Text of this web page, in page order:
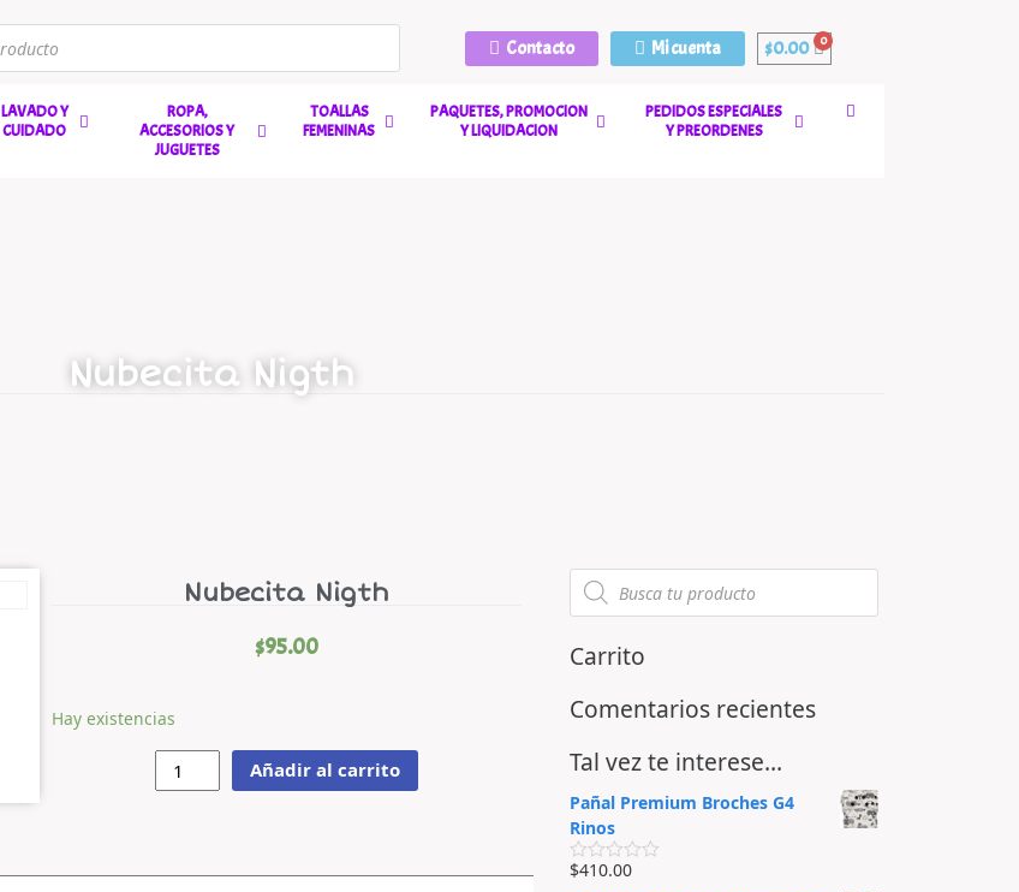
Contacto Mi cuenta $0.00
LAVADO Y
CUIDADO
ROPA,
ACCESORIOS Y
JUGUETES
TOALLAS
FEMENINAS
PAQUETES, PROMOCION
Y LIQUIDACION
PEDIDOS ESPECIALES
Y PREORDENES
Nubecita Nigth
Nubecita Nigth
$95.00
Hay existencias
Añadir al carrito
Carrito
Comentarios recientes
Tal vez te interese…
Pañal Premium Broches G4
Rinos
V
$410.00